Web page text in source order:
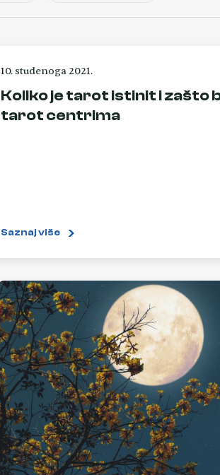
10. studenoga 2021.
Koliko je tarot istinit i zašto
tarot centrima
Saznaj više